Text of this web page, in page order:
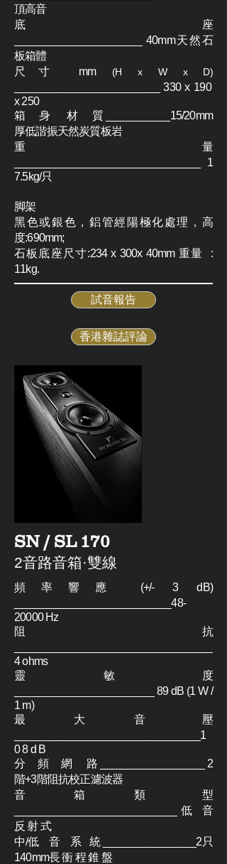
頂高音
底 座
______________________ 40mm天然石
板箱體
尺寸 mm (H x W x D)
_________________________ 330 x 190
x 250
箱 身 材 質 ___________15/20mm
厚低諧振天然炭質板岩
重 量
________________________________ 1
7.5kg/只
脚架
黑色或銀色，鋁管經陽極化處理，高
度:690mm;
石板底座尺寸:234 x 300x 40mm 重量 :
11kg.
試音報告
香港雜誌評論
SN / SL 170
2音路音箱·雙線
頻率響應 (+/- 3 dB)
___________________________48-
20000 Hz
阻 抗
4 ohms
靈 敏 度
________________________ 89 dB (1 W /
1 m)
最 大 音 壓
________________________________1
0 8 d B
分 頻 網 路 __________________ 2
階+3階阻抗校正濾波器
音 箱 類 型
____________________________低 音
反 射 式
中/低 音 系 統 ________________2只
140mm長 衝 程 錐 盤